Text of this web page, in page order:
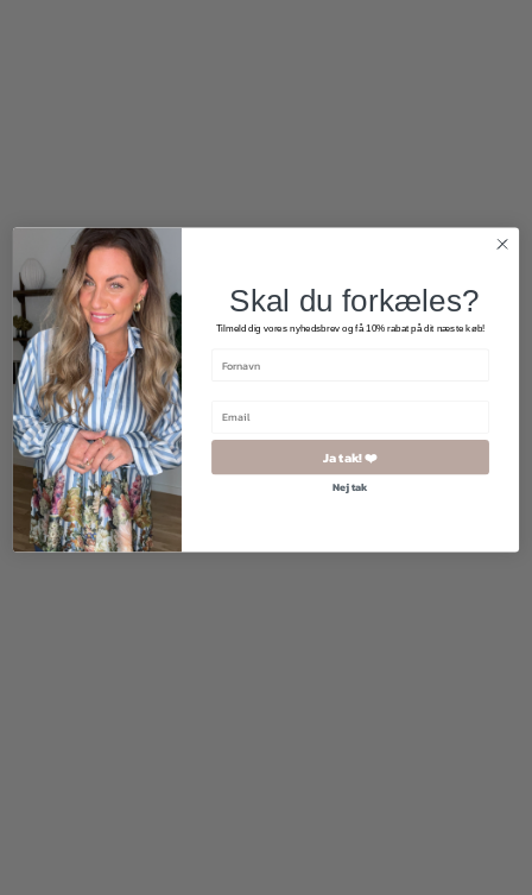
500,00kr. 299,00kr.
Skal du forkæles?
Tilmeld dig vores nyhedsbrev og få 10% rabat på dit næste køb!
Ja tak! ❤️
Nej tak